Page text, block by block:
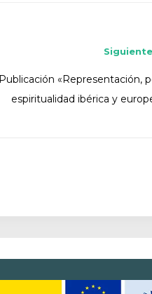
Siguiente
Publicación «Representación,
espiritualidad ibérica y